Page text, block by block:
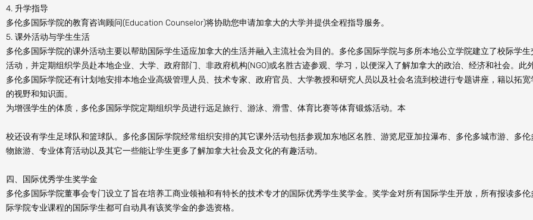
4. 升学指导
多伦多国际学院的教育咨询顾问(Education Counselor)将协助您申请加拿大的大学并提供全程指导服务。
5. 课外活动与学生生活
多伦多国际学院的课外活动主要以帮助国际学生适应加拿大的生活并融入主流社会为目的。多伦多国际学院与多所本地公立学院建立了校际学生
活动，并定期组织学员赴本地企业、大学、政府部门、非政府机构(NGO)或名胜古迹参观、学习，以便深入了解加拿大的政治、经济和社会。此
多伦多国际学院还有计划地安排本地企业高级管理人员、技术专家、政府官员、大学教授和研究人员以及社会名流到校进行专题讲座，籍以拓宽
的视野和知识面。
为增强学生的体质，多伦多国际学院定期组织学员进行远足旅行、游泳、滑雪、体育比赛等体育锻炼活动。本
校还设有学生足球队和篮球队。多伦多国际学院经常组织安排的其它课外活动包括参观加东地区名胜、游览尼亚加拉瀑布、多伦多城市游、多伦
物旅游、专业体育活动以及其它一些能让学生更多了解加拿大社会及文化的有趣活动。
四、国际优秀学生奖学金
多伦多国际学院董事会专门设立了旨在培养工商业领袖和有特长的技术专才的国际优秀学生奖学金。奖学金对所有国际学生开放，所有报读多伦
际学院专业课程的国际学生都可自动具有该奖学金的参选资格。